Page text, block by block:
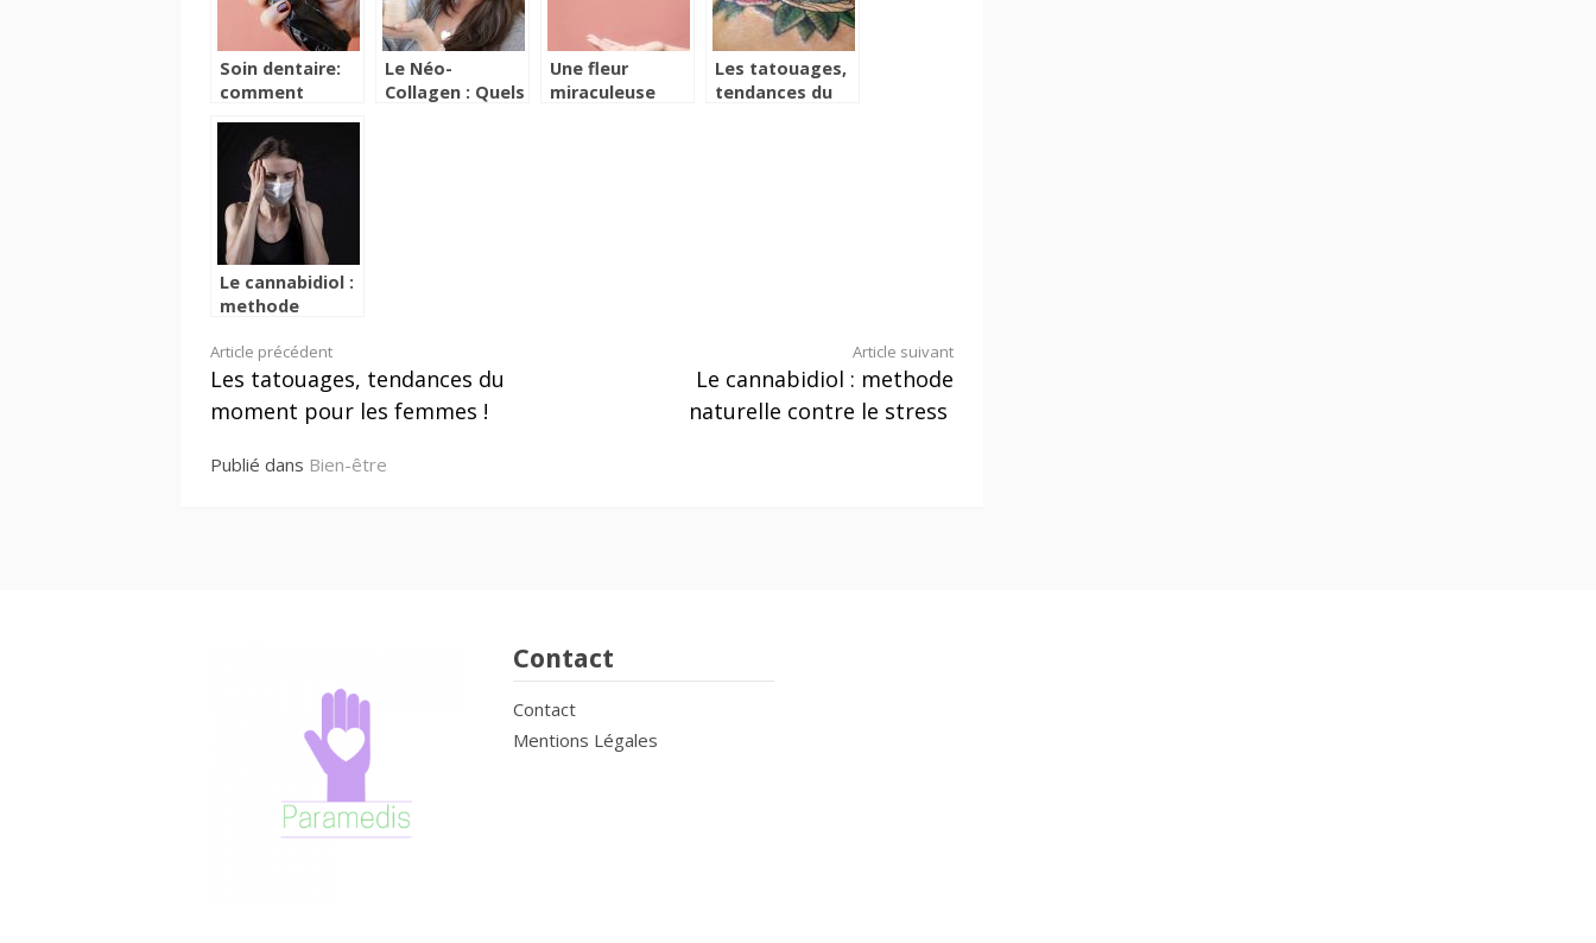
Soin dentaire:
comment
certaines
complexes?
Le Néo-
Collagen : Quels
Une fleur
miraculeuse
Les tatouages,
tendances du
Le cannabidiol :
methode
le stress
Lire
la
Article précédent
Les tatouages, tendances du
moment pour les femmes !
Article suivant
Le cannabidiol : methode
naturelle contre le stress
Publié dans Bien-être
Contact
Contact
Mentions Légales